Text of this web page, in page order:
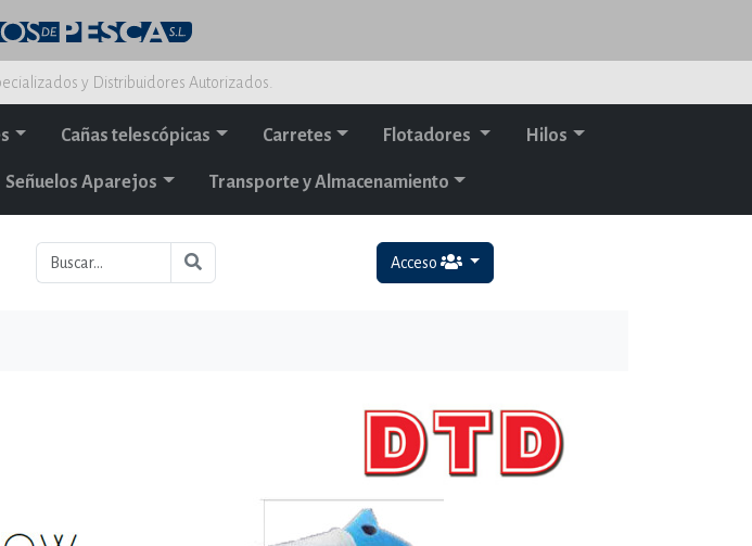
y Distribuidores Autorizados.
Cañas telescópicas Carretes Flotadores Hilos
Señuelos Aparejos Transporte y Almacenamiento
Acceso